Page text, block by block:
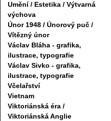
Umění / Estetika / Výtvarná
výchova
Únor 1948 / Únorový puč /
Vítězný únor
Václav Bláha - grafika,
ilustrace, typografie
Václav Sivko - grafika,
ilustrace, typografie
Včelařství
Vietnam
Viktoriánská éra /
Viktoriánská Anglie